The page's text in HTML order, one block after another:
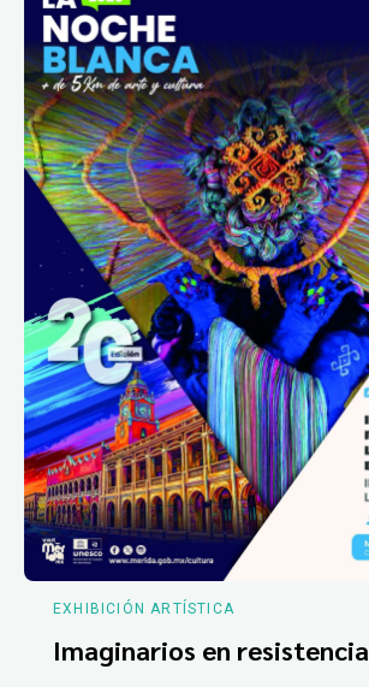
EXHIBICIÓN ARTÍSTICA
Imaginarios en resistencia